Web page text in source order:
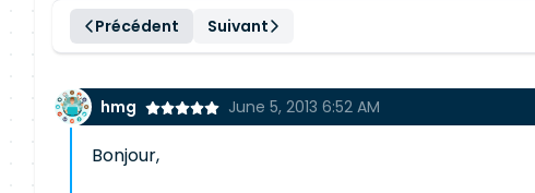
Précédent Suivant
hmg June 5, 2013 6:52 AM
Bonjour,